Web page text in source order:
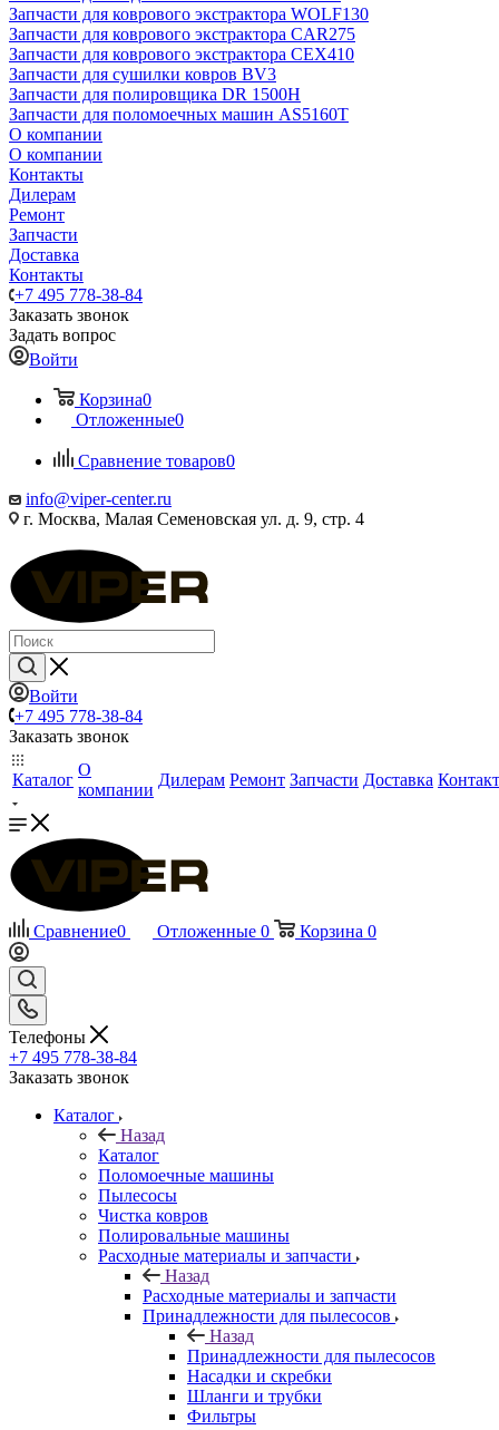
Запчасти для коврового экстрактора WOLF130
Запчасти для коврового экстрактора CAR275
Запчасти для коврового экстрактора CEX410
Запчасти для сушилки ковров BV3
Запчасти для полировщика DR 1500H
Запчасти для поломоечных машин AS5160T
О компании
О компании
Контакты
Дилерам
Ремонт
Запчасти
Доставка
Контакты
+7 495 778-38-84
Заказать звонок
Задать вопрос
Войти
Корзина0
Отложенные0
Сравнение товаров0
info@viper-center.ru
г. Москва, Малая Семеновская ул. д. 9, стр. 4
Войти
+7 495 778-38-84
Заказать звонок
Каталог
О
компании
Дилерам Ремонт Запчасти Доставка
Сравнение0 Отложенные 0 Корзина 0
Телефоны
+7 495 778-38-84
Заказать звонок
Каталог
Назад
Каталог
Поломоечные машины
Пылесосы
Чистка ковров
Полировальные машины
Расходные материалы и запчасти
Назад
Расходные материалы и запчасти
Принадлежности для пылесосов
Назад
Принадлежности для пылесосов
Насадки и скребки
Шланги и трубки
Фильтры